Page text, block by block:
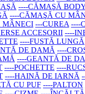
----CĂMAŞĂ
----CĂMAŞĂ CU
MÂNECI ---CUREA ----
ACCESORII ----
----FUSTĂ LUNGĂ
DE DAMĂ ----
----GEANTĂ DE
----POCHETTE ----
----HAINĂ DE IARNĂ
CU PUF ----PALTON